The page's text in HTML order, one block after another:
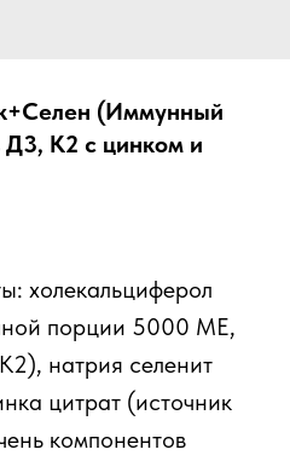
(Иммунный
Д3, К2 с цинком и
холекальциферол
порции 5000 МЕ,
натрия селенит
цитрат (источник
компонентов